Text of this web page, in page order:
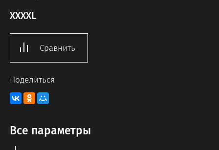
XXXXL
Сравнить
Поделиться
Все параметры